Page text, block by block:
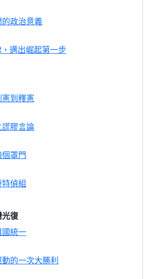
政治意義
邁出崛起第一步
到釋憲
膠言論
罩門
偵組
復
統一
的一次大勝利